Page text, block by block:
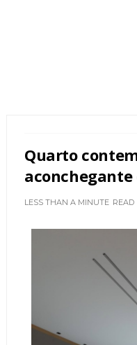
Quarto
aconchegante
LESS THAN A MINUTE READ